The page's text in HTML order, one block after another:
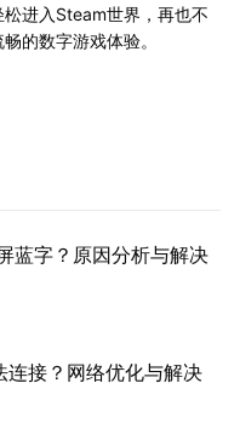
进入Steam世界，再也不
的数字游戏体验。
蓝字？原因分析与解决
接？网络优化与解决